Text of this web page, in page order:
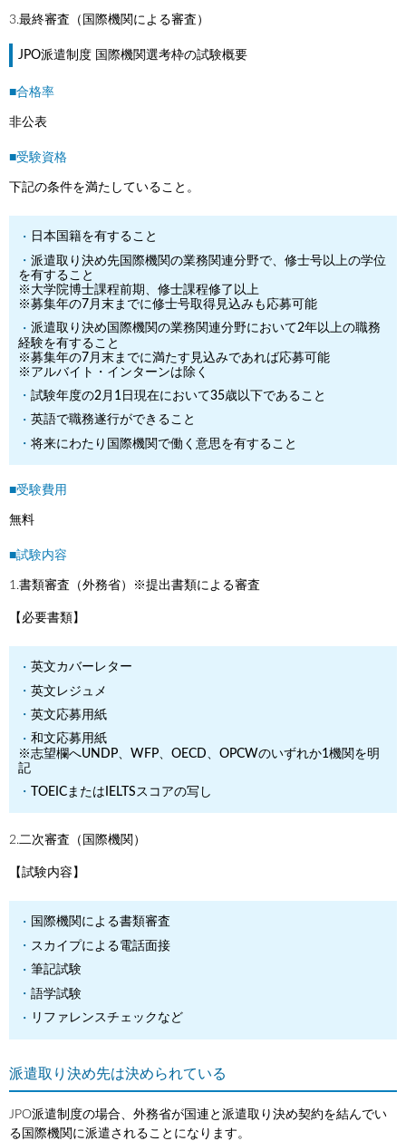
3.最終審査（国際機関による審査）
JPO派遣制度 国際機関選考枠の試験概要
■合格率
非公表
■受験資格
下記の条件を満たしていること。
日本国籍を有すること
派遣取り決め先国際機関の業務関連分野で、修士号以上の学位
を有すること
※大学院博士課程前期、修士課程修了以上
※募集年の7月末までに修士号取得見込みも応募可能
派遣取り決め国際機関の業務関連分野において2年以上の職務
経験を有すること
※募集年の7月末までに満たす見込みであれば応募可能
※アルバイト・インターンは除く
試験年度の2月1日現在において35歳以下であること
英語で職務遂行ができること
将来にわたり国際機関で働く意思を有すること
■受験費用
無料
■試験内容
1.書類審査（外務省）※提出書類による審査
【必要書類】
英文カバーレター
英文レジュメ
英文応募用紙
和文応募用紙
※志望欄へUNDP、WFP、OECD、OPCWのいずれか1機関を明
記
TOEICまたはIELTSスコアの写し
2.二次審査（国際機関）
【試験内容】
国際機関による書類審査
スカイプによる電話面接
筆記試験
語学試験
リファレンスチェックなど
派遣取り決め先は決められている
JPO派遣制度の場合、外務省が国連と派遣取り決め契約を結んでい
る国際機関に派遣されることになります。